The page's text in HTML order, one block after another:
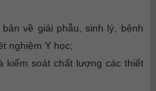
về giải phẫu, sinh lý, bệnh
nghiệm Y học;
kiểm soát chất lượng các thiết